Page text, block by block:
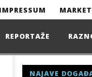
IMPRESSUM
REPORTAŽE
NAJAVE